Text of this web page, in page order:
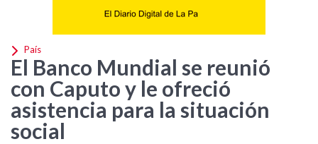
País
El Banco Mundial se reunió
con Caputo y le ofreció
asistencia para la situación
social